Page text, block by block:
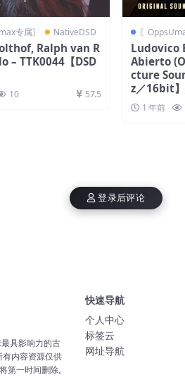
专属〗 NativeDSD
Ralph van R
– TTK0044【DSD
10 57.5
〖
Ludovico
Abierto
cture
z／16bit
1 年前
登录后评论
具影响力的古
内容资源仅供
第一时间删除。
快速导航
个人中心
标签云
网址导航